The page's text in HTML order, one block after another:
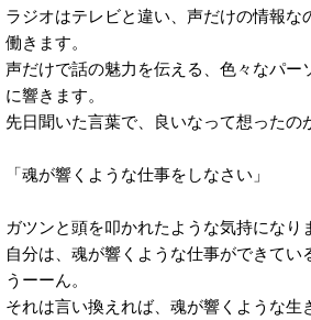
ラジオはテレビと違い、声だけの情報な
働きます。
声だけで話の魅力を伝える、色々なパー
に響きます。
先日聞いた言葉で、良いなって想ったの
「魂が響くような仕事をしなさい」
ガツンと頭を叩かれたような気持になり
自分は、魂が響くような仕事ができてい
うーーん。
それは言い換えれば、魂が響くような生